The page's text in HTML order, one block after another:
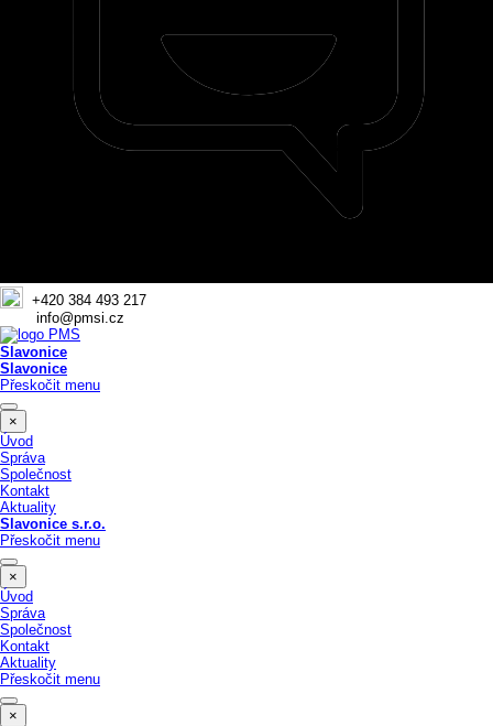
+420 384 493 217
info@pmsi.cz
Slavonice
Slavonice
Přeskočit menu
×
Úvod
Správa
Společnost
Kontakt
Aktuality
Slavonice s.r.o.
Přeskočit menu
×
Úvod
Správa
Společnost
Kontakt
Aktuality
Přeskočit menu
×